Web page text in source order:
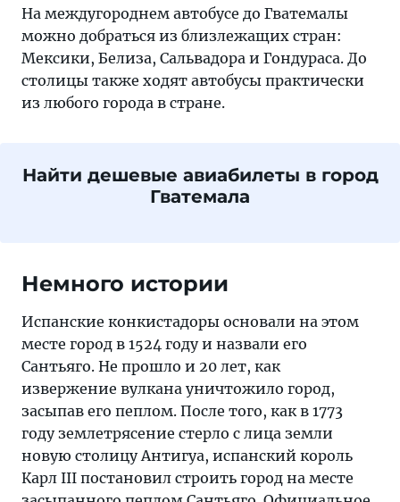
На междугороднем автобусе до Гватемалы
можно добраться из близлежащих стран:
Мексики, Белиза, Сальвадора и Гондураса. До
столицы также ходят автобусы практически
из любого города в стране.
Найти дешевые авиабилеты в город
Гватемала
Немного истории
Испанские конкистадоры основали на этом
месте город в 1524 году и назвали его
Сантьяго. Не прошло и 20 лет, как
извержение вулкана уничтожило город,
засыпав его пеплом. После того, как в 1773
году землетрясение стерло с лица земли
новую столицу Антигуа, испанский король
Карл III постановил строить город на месте